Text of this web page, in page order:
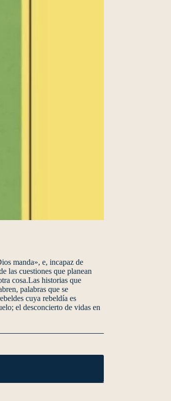
manda», e, incapaz de
las cuestiones que planean
cosa.Las historias que
palabras que se
cuya rebeldía es
el desconcierto de vidas en